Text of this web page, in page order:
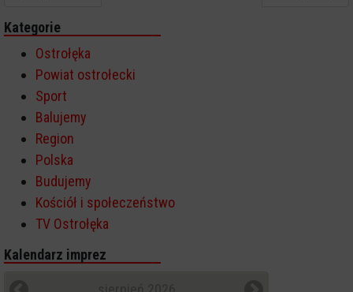
Kategorie
Ostrołęka
Powiat ostrołecki
Sport
Balujemy
Region
Polska
Budujemy
Kościół i społeczeństwo
TV Ostrołęka
Kalendarz imprez